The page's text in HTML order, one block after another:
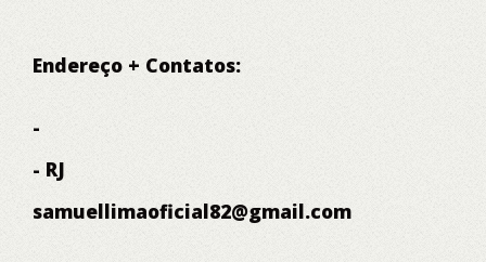
Endereço + Contatos:
-
- RJ
samuellimaoficial82@gmail.com